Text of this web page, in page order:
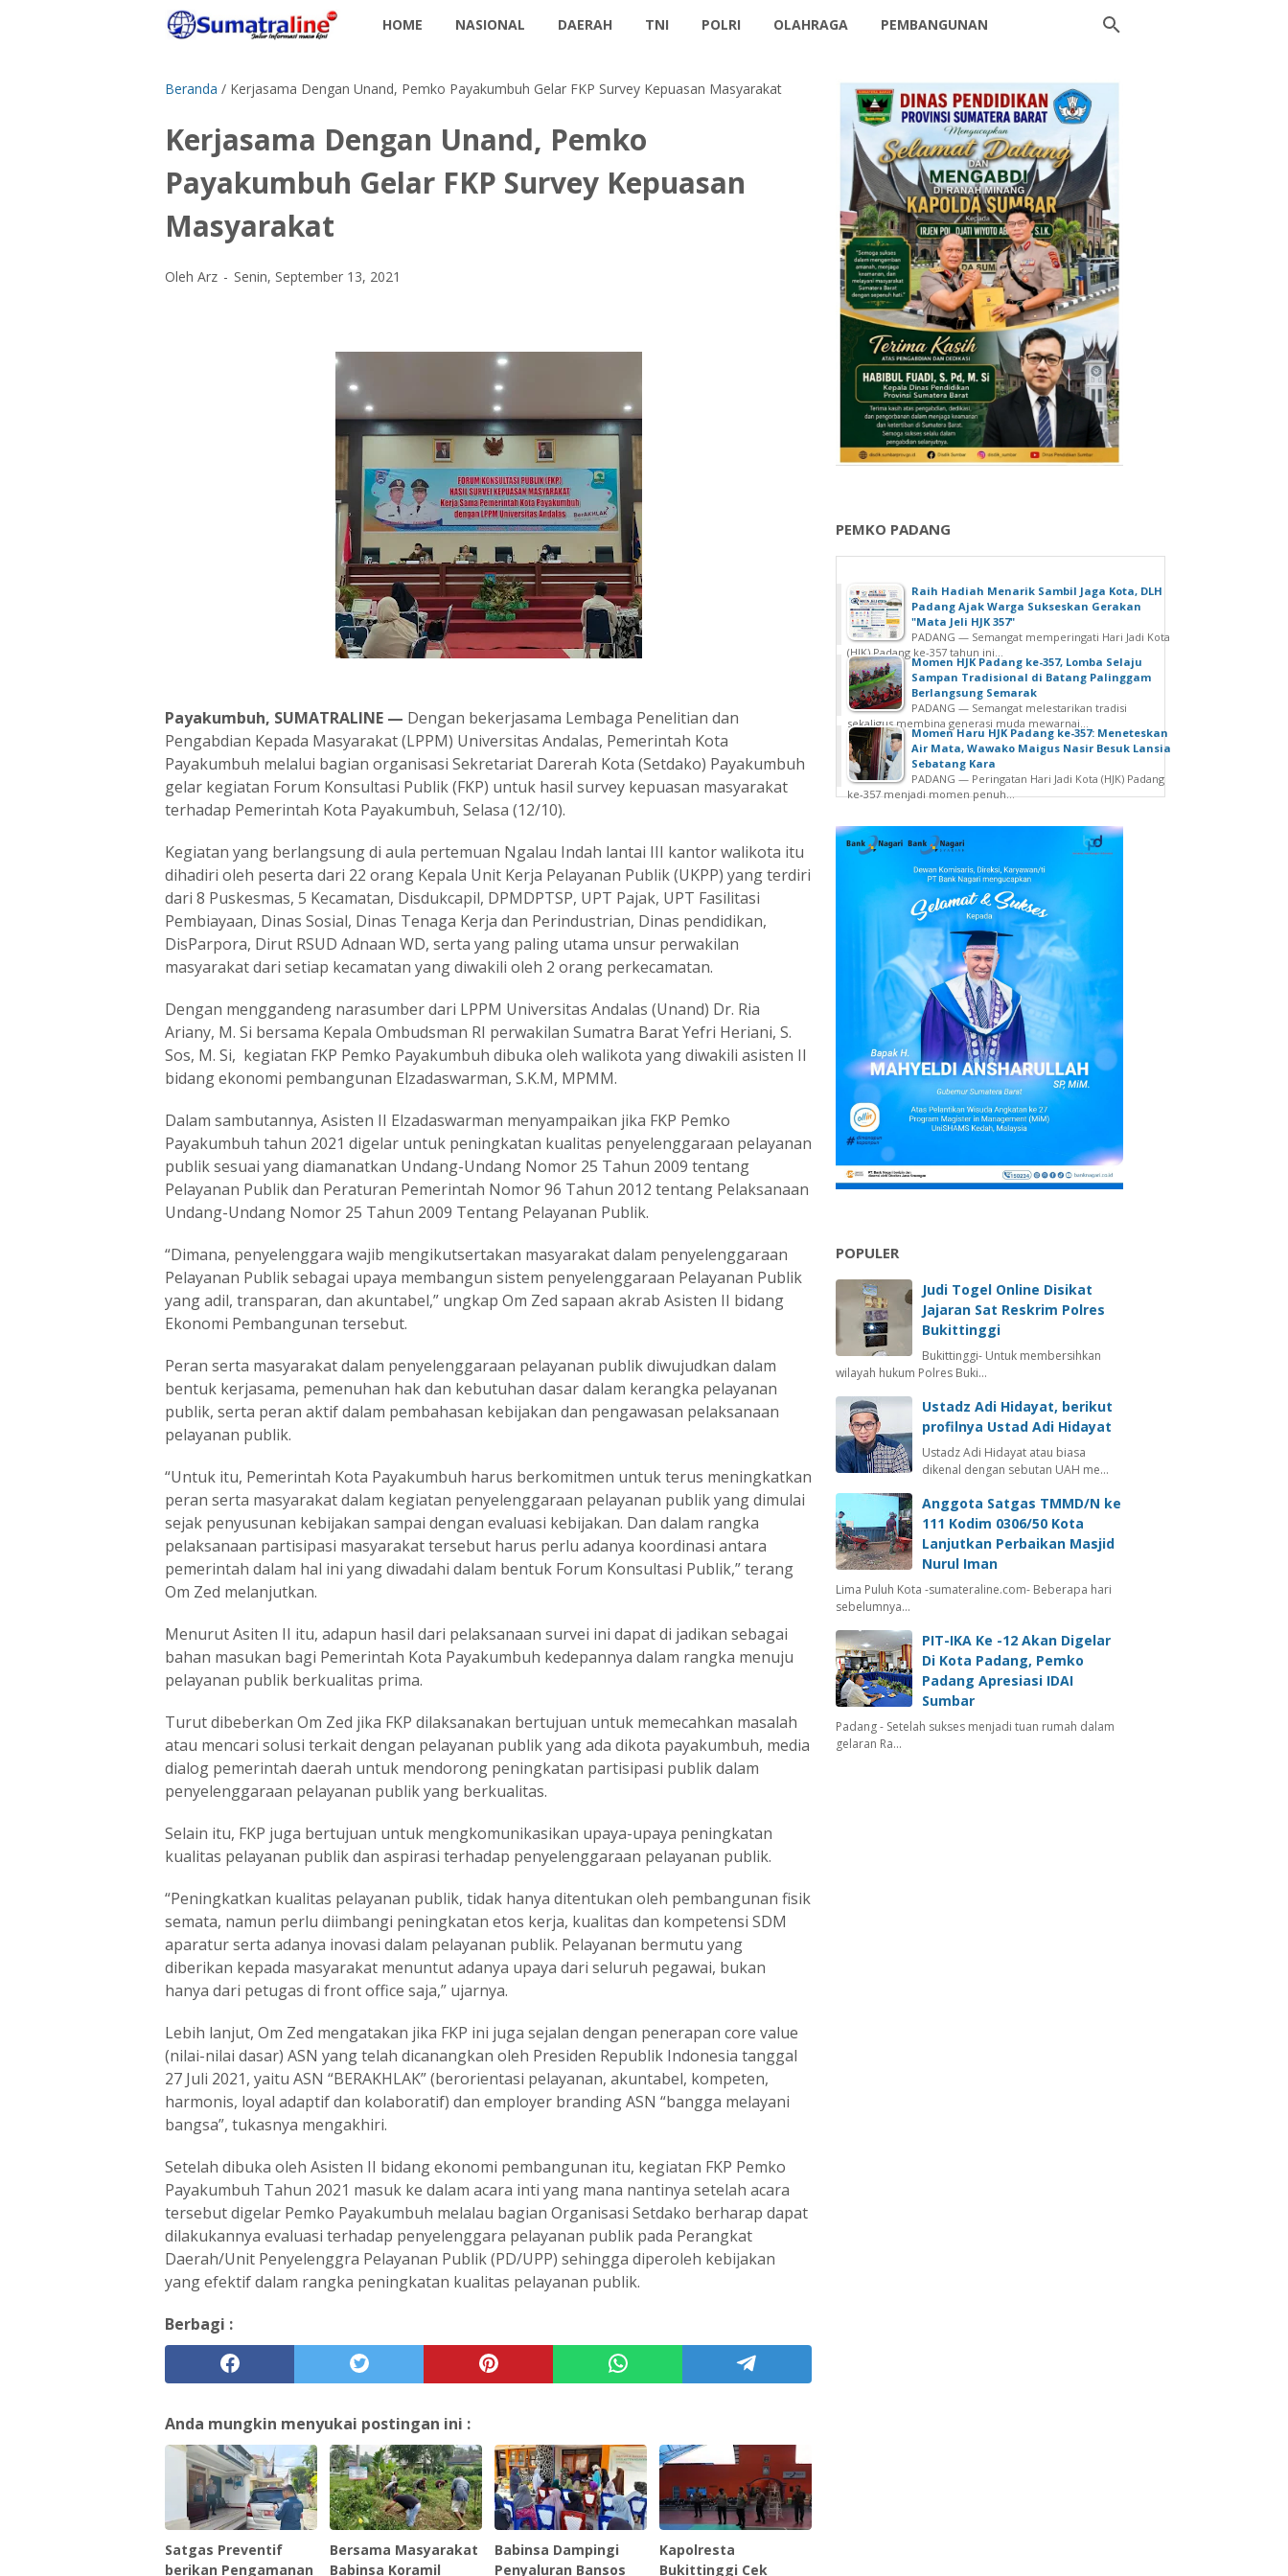
HOME NASIONAL DAERAH TNI POLRI OLAHRAGA PEMBANGUNAN
Beranda / Kerjasama Dengan Unand, Pemko Payakumbuh Gelar FKP Survey Kepuasan Masyarakat
Kerjasama Dengan Unand, Pemko
Payakumbuh Gelar FKP Survey Kepuasan
Masyarakat
Oleh Arz Senin, September 13, 2021
Payakumbuh, SUMATRALINE — Dengan bekerjasama Lembaga Penelitian dan
Pengabdian Kepada Masyarakat (LPPM) Universitas Andalas, Pemerintah Kota
Payakumbuh melalui bagian organisasi Sekretariat Darerah Kota (Setdako) Payakumbuh
gelar kegiatan Forum Konsultasi Publik (FKP) untuk hasil survey kepuasan masyarakat
terhadap Pemerintah Kota Payakumbuh, Selasa (12/10).
Kegiatan yang berlangsung di aula pertemuan Ngalau Indah lantai III kantor walikota itu
dihadiri oleh peserta dari 22 orang Kepala Unit Kerja Pelayanan Publik (UKPP) yang terdiri
dari 8 Puskesmas, 5 Kecamatan, Disdukcapil, DPMDPTSP, UPT Pajak, UPT Fasilitasi
Pembiayaan, Dinas Sosial, Dinas Tenaga Kerja dan Perindustrian, Dinas pendidikan,
DisParpora, Dirut RSUD Adnaan WD, serta yang paling utama unsur perwakilan
masyarakat dari setiap kecamatan yang diwakili oleh 2 orang perkecamatan.
Dengan menggandeng narasumber dari LPPM Universitas Andalas (Unand) Dr. Ria
Ariany, M. Si bersama Kepala Ombudsman RI perwakilan Sumatra Barat Yefri Heriani, S.
Sos, M. Si, kegiatan FKP Pemko Payakumbuh dibuka oleh walikota yang diwakili asisten II
bidang ekonomi pembangunan Elzadaswarman, S.K.M, MPMM.
Dalam sambutannya, Asisten II Elzadaswarman menyampaikan jika FKP Pemko
Payakumbuh tahun 2021 digelar untuk peningkatan kualitas penyelenggaraan pelayanan
publik sesuai yang diamanatkan Undang-Undang Nomor 25 Tahun 2009 tentang
Pelayanan Publik dan Peraturan Pemerintah Nomor 96 Tahun 2012 tentang Pelaksanaan
Undang-Undang Nomor 25 Tahun 2009 Tentang Pelayanan Publik.
“Dimana, penyelenggara wajib mengikutsertakan masyarakat dalam penyelenggaraan
Pelayanan Publik sebagai upaya membangun sistem penyelenggaraan Pelayanan Publik
yang adil, transparan, dan akuntabel,” ungkap Om Zed sapaan akrab Asisten II bidang
Ekonomi Pembangunan tersebut.
Peran serta masyarakat dalam penyelenggaraan pelayanan publik diwujudkan dalam
bentuk kerjasama, pemenuhan hak dan kebutuhan dasar dalam kerangka pelayanan
publik, serta peran aktif dalam pembahasan kebijakan dan pengawasan pelaksanaan
pelayanan publik.
“Untuk itu, Pemerintah Kota Payakumbuh harus berkomitmen untuk terus meningkatkan
peran serta masyarakat dalam kegiatan penyelenggaraan pelayanan publik yang dimulai
sejak penyusunan kebijakan sampai dengan evaluasi kebijakan. Dan dalam rangka
pelaksanaan partisipasi masyarakat tersebut harus perlu adanya koordinasi antara
pemerintah dalam hal ini yang diwadahi dalam bentuk Forum Konsultasi Publik,” terang
Om Zed melanjutkan.
Menurut Asiten II itu, adapun hasil dari pelaksanaan survei ini dapat di jadikan sebagai
bahan masukan bagi Pemerintah Kota Payakumbuh kedepannya dalam rangka menuju
pelayanan publik berkualitas prima.
Turut dibeberkan Om Zed jika FKP dilaksanakan bertujuan untuk memecahkan masalah
atau mencari solusi terkait dengan pelayanan publik yang ada dikota payakumbuh, media
dialog pemerintah daerah untuk mendorong peningkatan partisipasi publik dalam
penyelenggaraan pelayanan publik yang berkualitas.
Selain itu, FKP juga bertujuan untuk mengkomunikasikan upaya-upaya peningkatan
kualitas pelayanan publik dan aspirasi terhadap penyelenggaraan pelayanan publik.
“Peningkatkan kualitas pelayanan publik, tidak hanya ditentukan oleh pembangunan fisik
semata, namun perlu diimbangi peningkatan etos kerja, kualitas dan kompetensi SDM
aparatur serta adanya inovasi dalam pelayanan publik. Pelayanan bermutu yang
diberikan kepada masyarakat menuntut adanya upaya dari seluruh pegawai, bukan
hanya dari petugas di front office saja,” ujarnya.
Lebih lanjut, Om Zed mengatakan jika FKP ini juga sejalan dengan penerapan core value
(nilai-nilai dasar) ASN yang telah dicanangkan oleh Presiden Republik Indonesia tanggal
27 Juli 2021, yaitu ASN “BERAKHLAK” (berorientasi pelayanan, akuntabel, kompeten,
harmonis, loyal adaptif dan kolaboratif) dan employer branding ASN “bangga melayani
bangsa”, tukasnya mengakhiri.
Setelah dibuka oleh Asisten II bidang ekonomi pembangunan itu, kegiatan FKP Pemko
Payakumbuh Tahun 2021 masuk ke dalam acara inti yang mana nantinya setelah acara
tersebut digelar Pemko Payakumbuh melalau bagian Organisasi Setdako berharap dapat
dilakukannya evaluasi terhadap penyelenggara pelayanan publik pada Perangkat
Daerah/Unit Penyelenggra Pelayanan Publik (PD/UPP) sehingga diperoleh kebijakan
yang efektif dalam rangka peningkatan kualitas pelayanan publik.
Berbagi :
Anda mungkin menyukai postingan ini :
Satgas Preventif
berikan Pengamanan
Bersama Masyarakat
Babinsa Koramil
Babinsa Dampingi
Penyaluran Bansos
Kapolresta
Bukittinggi Cek
PEMKO PADANG
Raih Hadiah Menarik Sambil Jaga Kota, DLH
Padang Ajak Warga Sukseskan Gerakan
"Mata Jeli HJK 357"
PADANG — Semangat memperingati Hari Jadi Kota
(HJK) Padang ke-357 tahun ini...
Momen HJK Padang ke-357, Lomba Selaju
Sampan Tradisional di Batang Palinggam
Berlangsung Semarak
PADANG — Semangat melestarikan tradisi
sekaligus membina generasi muda mewarnai...
Momen Haru HJK Padang ke-357: Meneteskan
Air Mata, Wawako Maigus Nasir Besuk Lansia
Sebatang Kara
PADANG — Peringatan Hari Jadi Kota (HJK) Padang
ke-357 menjadi momen penuh...
POPULER
Judi Togel Online Disikat
Jajaran Sat Reskrim Polres
Bukittinggi
Bukittinggi- Untuk membersihkan
wilayah hukum Polres Buki…
Ustadz Adi Hidayat, berikut
profilnya Ustad Adi Hidayat
Ustadz Adi Hidayat atau biasa
dikenal dengan sebutan UAH me…
Anggota Satgas TMMD/N ke
111 Kodim 0306/50 Kota
Lanjutkan Perbaikan Masjid
Nurul Iman
Lima Puluh Kota -sumateraline.com- Beberapa hari
sebelumnya…
PIT-IKA Ke -12 Akan Digelar
Di Kota Padang, Pemko
Padang Apresiasi IDAI
Sumbar
Padang - Setelah sukses menjadi tuan rumah dalam
gelaran Ra…